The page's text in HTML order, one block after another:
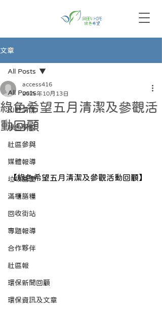
文章
All Posts
山野清潔
綠色學校
社區參與
媒體報導
垃圾圖鑒
滿櫃膳糧
回收街站
專題報導
合作夥伴
社區報
環保新聞回顧
環保資訊及文章
All Posts
綠色希望五月清潔及參觀活
動回顧
access416
2025年10月13日
【綠色希望五月清潔及參觀活動回顧】